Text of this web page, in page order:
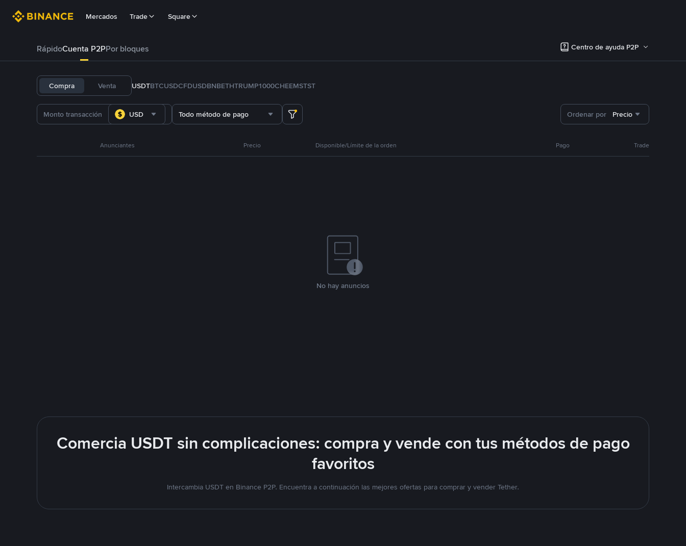
Mercados Trade Square
RápidoCuenta P2PPor bloques Centro de ayuda P2P
Compra Venta USDTBTCUSDCFDUSDBNBETHTRUMP1000CHEEMSTST
USD Todo método de pago Ordenar por Precio
Anunciantes Precio Disponible/Límite de la orden Pago Trade
No hay anuncios
Comercia USDT sin complicaciones: compra y vende con tus métodos de pago
favoritos
Intercambia USDT en Binance P2P. Encuentra a continuación las mejores ofertas para comprar y vender Tether.